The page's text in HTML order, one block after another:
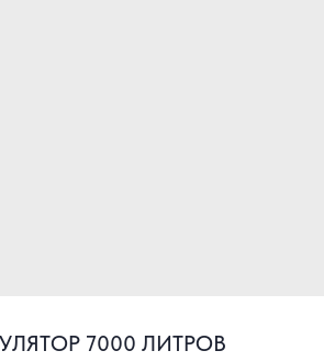
7000 ЛИТРОВ